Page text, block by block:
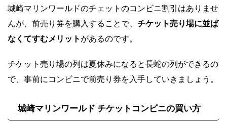
城崎マリンワールドのチェットのコンビニ割引はありませ
んが、前売り券を購入することで、 チケット売り場に並ば
なくてすむメリット があるのです。
チケット売り場の列は夏休みになると長蛇の列ができるの
で、事前にコンビニで前売り券を入手していきましょう。
城崎マリンワールド チケットコンビニの買い方